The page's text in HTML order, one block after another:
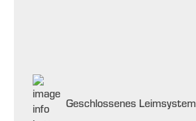
Geschlossenes Leimsystem